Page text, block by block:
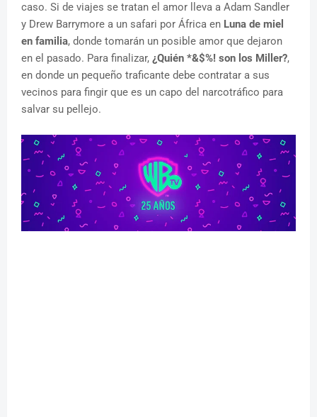
caso. Si de viajes se tratan el amor lleva a Adam Sandler
y Drew Barrymore a un safari por África en Luna de miel
en familia, donde tomarán un posible amor que dejaron
en el pasado. Para finalizar, ¿Quién *&$%! son los Miller?,
en donde un pequeño traficante debe contratar a sus
vecinos para fingir que es un capo del narcotráfico para
salvar su pellejo.